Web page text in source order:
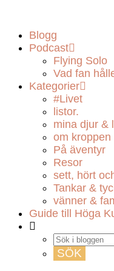
Blogg
Podcast
Flying Solo
Vad fan
Kategorier
#Livet
listor.
mina djur &
om kroppen
På äventyr
Resor
sett, hört
Tankar &
vänner &
Guide till Höga